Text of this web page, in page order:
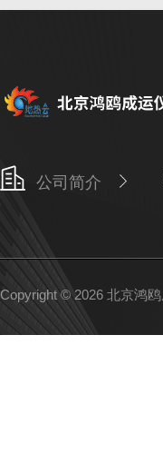
公司简介
Copyright © 2026 北京鸿